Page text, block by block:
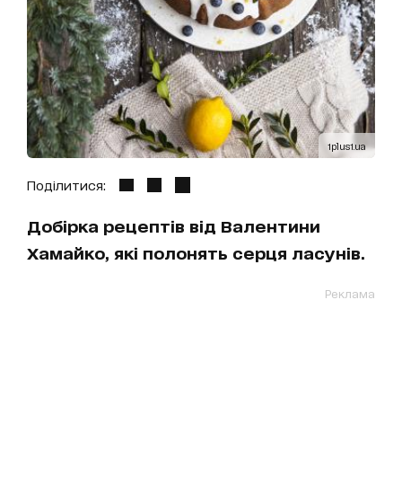
1plus1.ua
Поділитися:
Добірка рецептів від Валентини
Хамайко, які полонять серця ласунів.
Реклама